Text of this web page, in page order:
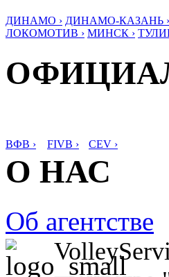
ДИНАМО › ДИНАМО-КАЗАНЬ ›
ЛОКОМОТИВ › МИНСК ›
ВФВ › FIVB › CEV ›
О НАС
Об агентстве